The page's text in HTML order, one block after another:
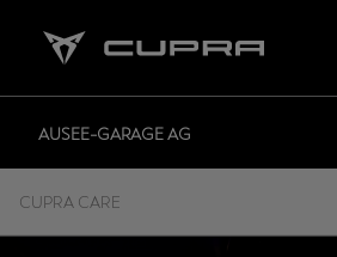
AUSEE-GARAGE AG